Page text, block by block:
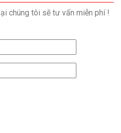
chúng tôi sẽ tư vấn miễn phí !